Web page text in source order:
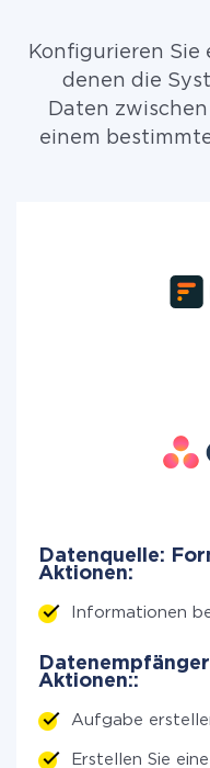
Konfigurieren Sie
denen die
Daten
einem
Datenquelle:
Aktionen:
Informationen
Aktionen::
Aufgabe
Erstellen Sie